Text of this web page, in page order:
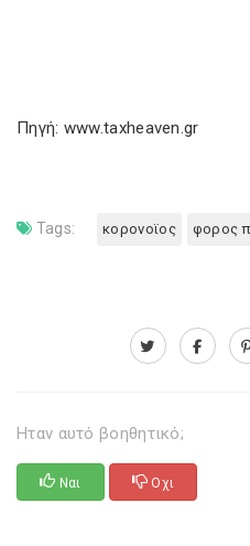
Πηγή: www.taxheaven.gr
Tags: κορονοϊος φορος
Ηταν αυτό βοηθητικό;
Ναι Οχι